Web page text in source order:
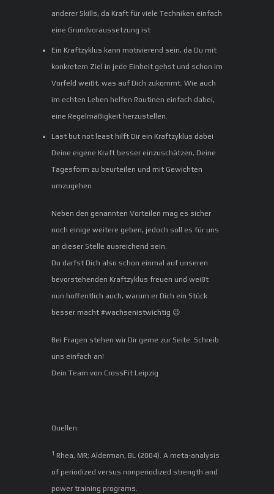
anderer Skills, da Kraft für viele Techniken einfach
eine Grundvoraussetzung ist
Ein Kraftzyklus kann motivierend sein, da Du mit
konkretem Ziel in jede Einheit gehst und schon im
Vorfeld weißt, was auf Dich zukommt. Wie auch
im echten Leben helfen Routinen einfach dabei,
eine Regelmäßigkeit herzustellen.
Last but not least hilft Dir ein Kraftzyklus dabei
Deine eigene Kraft besser einzuschätzen, Deine
Tagesform zu beurteilen und mit Gewichten
umzugehen
Neben den genannten Vorteilen mag es sicher
noch einige weitere geben, jedoch soll es für uns
an dieser Stelle ausreichend sein.
Du darfst Dich also schon einmal auf unseren
bevorstehenden Kraftzyklus freuen und weißt
nun hoffentlich auch, warum er Dich ein Stück
besser macht #wachsenistwichtig 😉
Bei Fragen stehen wir Dir gerne zur Seite. Schreib
uns einfach an!
Dein Team von CrossFit Leipzig
Quellen:
1 Rhea, MR; Alderman, BL (2004). A meta-analysis
of periodized versus nonperiodized strength and
power training programs.